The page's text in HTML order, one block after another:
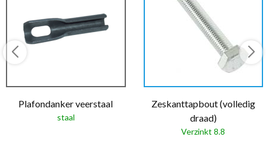
Plafondanker veerstaal
staal
Zeskanttapbout (volledig
draad)
Verzinkt 8.8